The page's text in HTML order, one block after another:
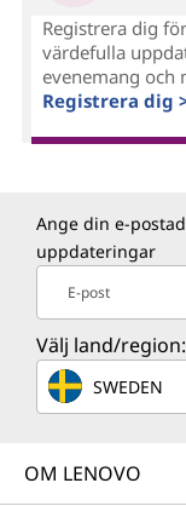
Registrera dig
värdefulla
evenemang och
Registrera dig
Ange din e-
uppdateringar
E-post
Välj land/region:
SWEDEN
OM LENOVO